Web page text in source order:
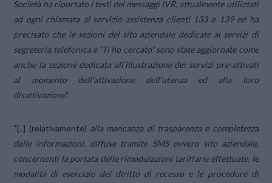
Società ha riportato i testi dei messaggi IVR, attualmente utilizzati
ad ogni chiamata al servizio assistenza clienti 133 o 139 ed ha
precisato che le sezioni del sito aziendale dedicate ai servizi di
segreteria telefonica e “Ti ho cercato” sono state aggiornate come
anche la sezione dedicata all’illustrazione dei servizi pre-attivati
al momento dell’attivazione dell’utenza ed alla loro
disattivazione”.
“[..] (relativamente) alla mancanza di trasparenza e completezza
delle informazioni, diffuse tramite SMS ovvero sito aziendale,
concernenti la portata delle rimodulazioni tariffarie effettuate, le
modalità di esercizio del diritto di recesso e le procedure di